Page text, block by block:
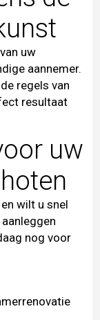
uw
aannemer.
regels van
resultaat
uw
wilt u snel
nog voor